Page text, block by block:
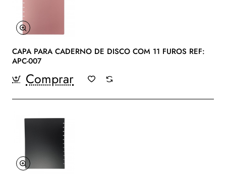
CAPA PARA CADERNO DE DISCO COM 11 FUROS REF:
APC-007
Comprar